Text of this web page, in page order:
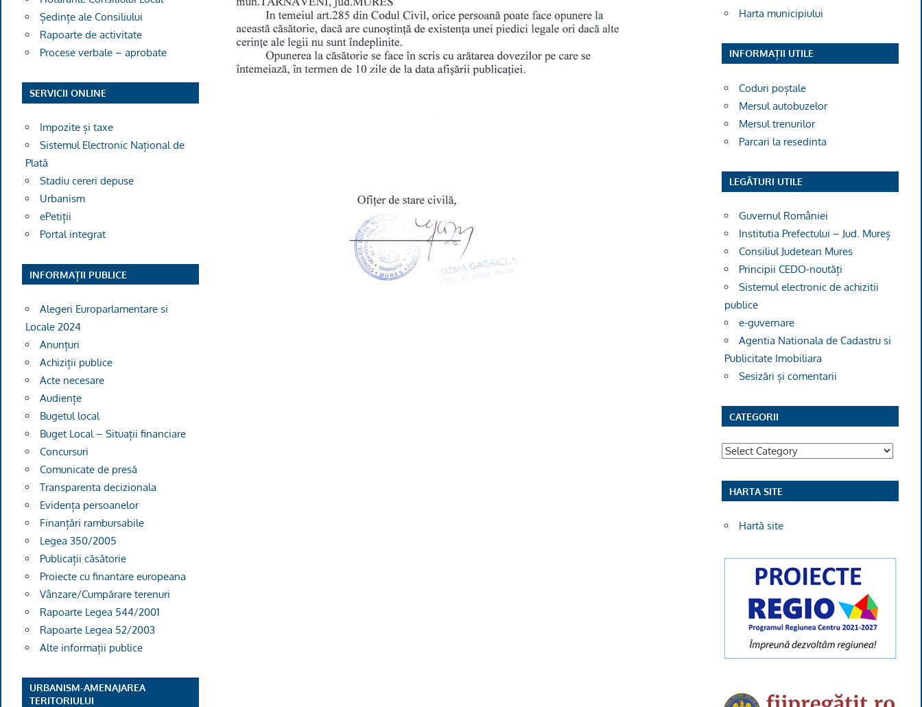
Ședințe ale Consiliului
Rapoarte de activitate
Procese verbale – aprobate
SERVICII ONLINE
Impozite și taxe
Sistemul Electronic Național de
Plată
Stadiu cereri depuse
Urbanism
ePetiții
Portal integrat
INFORMAȚII PUBLICE
Alegeri Europarlamentare si
Locale 2024
Anunțuri
Achiziții publice
Acte necesare
Audiențe
Bugetul local
Buget Local – Situații financiare
Concursuri
Comunicate de presă
Transparenta decizionala
Evidența persoanelor
Finanțări rambursabile
Legea 350/2005
Publicații căsătorie
Proiecte cu finantare europeana
Vânzare/Cumpărare terenuri
Rapoarte Legea 544/2001
Rapoarte Legea 52/2003
Alte informații publice
URBANISM-AMENAJAREA
TERITORIULUI
Harta municipiului
INFORMAȚII UTILE
Coduri poștale
Mersul autobuzelor
Mersul trenurilor
Parcari la resedinta
LEGĂTURI UTILE
Guvernul României
Institutia Prefectului – Jud. Mureș
Consiliul Judetean Mures
Principii CEDO-noutăți
Sistemul electronic de achizitii
publice
e-guvernare
Agentia Nationala de Cadastru si
Publicitate Imobiliara
Sesizări și comentarii
CATEGORII
Categorii
HARTA SITE
Hartă site